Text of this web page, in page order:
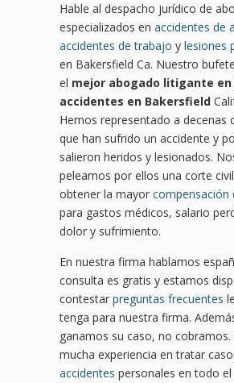
Hable al despacho jurídico de
especializados en accidentes de
accidentes de trabajo y lesiones
en Bakersfield Ca. Nuestro
el mejor abogado litigante en
accidentes en Bakersfield
Hemos representado a decenas
que han sufrido un accidente y
salieron heridos y lesionados.
peleamos por ellos una corte
obtener la mayor compensación
para gastos médicos, salario
dolor y sufrimiento.
En nuestra firma hablamos
consulta es gratis y estamos
contestar preguntas frecuentes
tenga para nuestra firma.
ganamos su caso, no
mucha experiencia en tratar
accidentes personales en todo